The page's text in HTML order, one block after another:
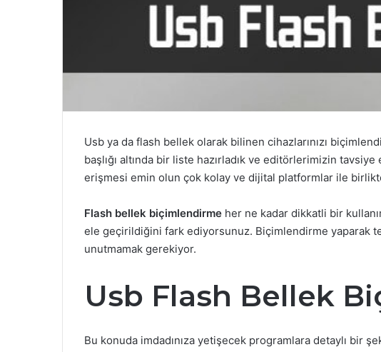
Usb ya da flash bellek olarak bilinen cihazlarınızı
başlığı altında bir liste hazırladık ve editörlerimizin
erişmesi emin olun çok kolay ve dijital platformlar ile
Flash bellek biçimlendirme her ne kadar dikkatli bir
ele geçirildiğini fark ediyorsunuz. Biçimlendirme yaparak
unutmamak gerekiyor.
Usb Flash Bellek
Bu konuda imdadınıza yetişecek programlara detaylı bir